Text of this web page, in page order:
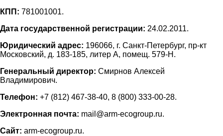
КПП: 781001001.
Дата государственной регистрации: 24.02.2011.
Юридический адрес: 196066, г. Санкт-Петербург, пр-кт
Московский, д. 183-185, литер А, помещ. 579-Н.
Генеральный директор: Смирнов Алексей
Владимирович.
Телефон: +7 (812) 467-38-40, 8 (800) 333-00-28.
Электронная почта: mail@arm-ecogroup.ru.
Сайт: arm-ecogroup.ru.